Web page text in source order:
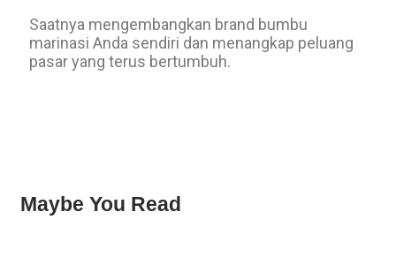
Saatnya mengembangkan brand bumbu
marinasi Anda sendiri dan menangkap peluang
pasar yang terus bertumbuh.
Maybe You Read